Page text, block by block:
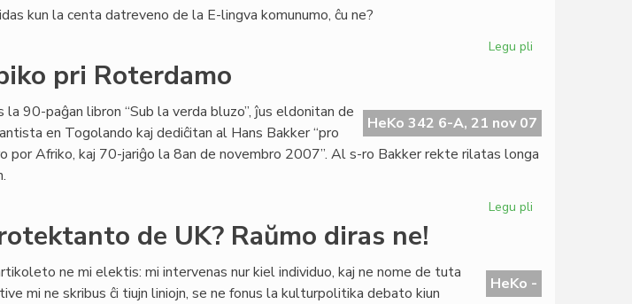
kun la centa datreveno de la E-lingva komunumo, ĉu ne?
Legu pli
Pac-
Nobelo
pri Roterdamo
HeKo 342 6-A, 21 nov 07
90-paĝan libron “Sub la verda bluzo”, ĵus eldonitan de
en Togolando kaj dediĉitan al Hans Bakker “pro
por Afriko, kaj 70-jariĝo la 8an de novembro 2007”. Al s-ro Bakker rekte rilatas longa
Legu pli
Roterdamo
de UK? Raŭmo diras ne!
HeKo -
ne mi elektis: mi intervenas nur kiel individuo, kaj ne nome de tuta
mi ne skribus ĉi tiujn liniojn, se ne fonus la kulturpolitika debato kiun